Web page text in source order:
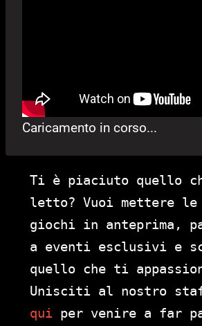
Caricamento in corso...
Ti è piaciuto quello
letto? Vuoi mettere le
giochi in anteprima,
a eventi esclusivi e
quello che ti
Unisciti al nostro
qui per venire a far